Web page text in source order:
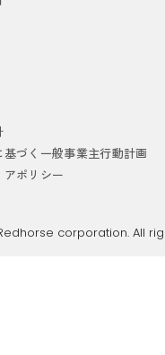
づく一般事業主行動計画
アポリシー
corporation. All